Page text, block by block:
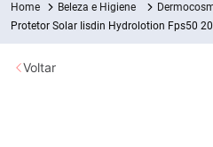
Beleza e Higiene
Protetor Solar Iisdin Hydrolotion Fps50
Voltar
Termos mais buscados
1º Fralda
2